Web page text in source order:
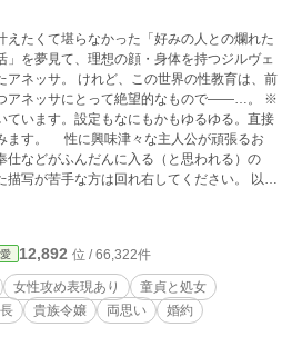
えたくて堪らなかった「好みの人との爛れた
」を夢見て、理想の顔・身体を持つジルヴェ
この世界の性教育は、前
アネッサにとって絶望的なもので――…。 ※
ています。設定もなにもかもゆるゆる。直接
ます。 性に興味津々な主人公が頑張るお
仕などがふんだんに入る（と思われる）の
写が苦手な方は回れ右してください。 以前
中まで連載していたのを、リメイクしていま
12,892 位 / 66,322件
女性攻め表現あり
童貞と処女
貴族令嬢 両思い 婚約